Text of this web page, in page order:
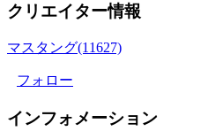
クリエイター情報
マスタング(11627)
フォロー
インフォメーション